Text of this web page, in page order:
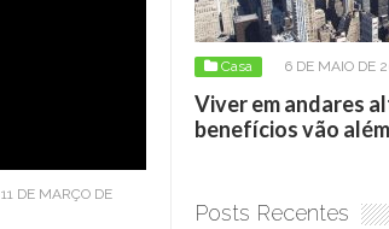
11 DE MARÇO DE
6 DE MAIO DE 2025
Viver em andares altos: Os
benefícios vão além da vista
Posts Recentes